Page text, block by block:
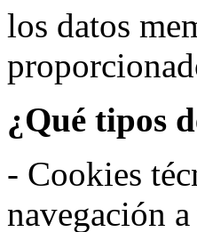
los datos
¿Qué tipos
- Cookies
navegación